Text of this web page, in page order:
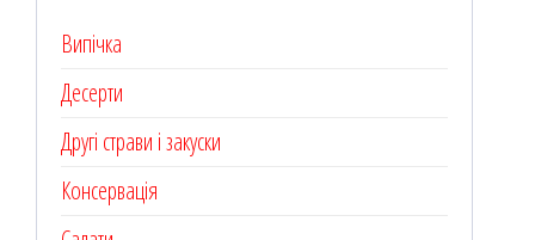
Випічка
Десерти
Другі страви і закуски
Консервація